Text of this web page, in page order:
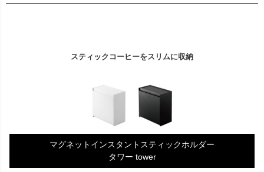
スティックコーヒーをスリムに収納
マグネットインスタントスティックホルダー
タワー tower